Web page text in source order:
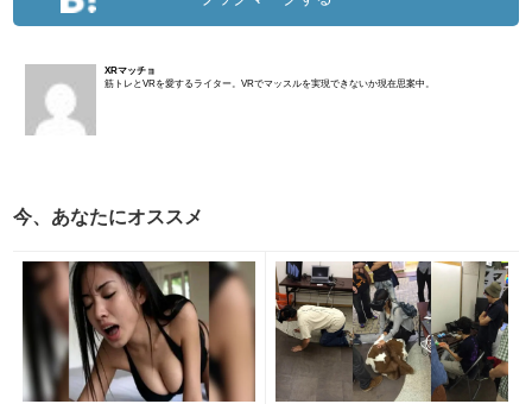
XRマッチョ
筋トレとVRを愛するライター。VRでマッスルを実現できないか現在思案中。
今、あなたにオススメ